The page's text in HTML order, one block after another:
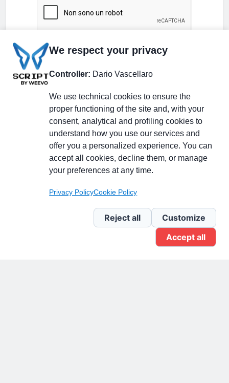
Partecipa alla discussione
Pagina Linkedin
Newsletter Linkedin
We respect your privacy
Controller: Dario Vascellaro
We use technical cookies to ensure the
proper functioning of the site and, with your
consent, analytical and profiling cookies to
understand how you use our services and
offer you a personalized experience. You can
accept all cookies, decline them, or manage
your preferences at any time.
Privacy PolicyCookie Policy
Reject all
Customize
Accept all